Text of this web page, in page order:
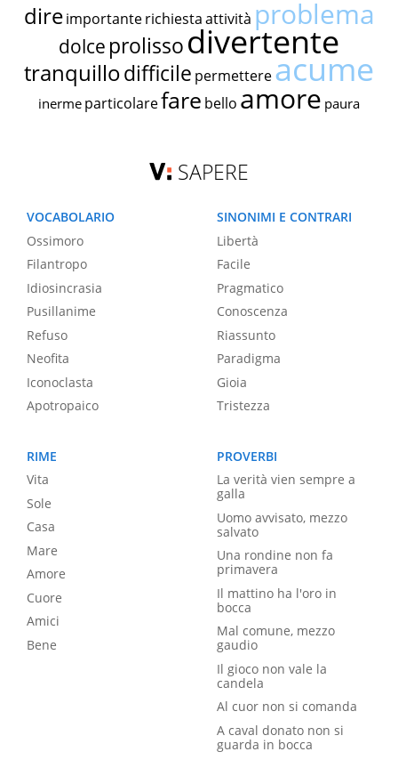
dire importante richiestaattività problema
dolce prolissodivertente
tranquillodifficile permettereacume
inerme particolarefare bello amore paura
SAPERE
VOCABOLARIO
Ossimoro
Filantropo
Idiosincrasia
Pusillanime
Refuso
Neofita
Iconoclasta
Apotropaico
SINONIMI E CONTRARI
Libertà
Facile
Pragmatico
Conoscenza
Riassunto
Paradigma
Gioia
Tristezza
RIME
Vita
Sole
Casa
Mare
Amore
Cuore
Amici
Bene
PROVERBI
La verità vien sempre a
galla
Uomo avvisato, mezzo
salvato
Una rondine non fa
primavera
Il mattino ha l'oro in
bocca
Mal comune, mezzo
gaudio
Il gioco non vale la
candela
Al cuor non si comanda
A caval donato non si
guarda in bocca